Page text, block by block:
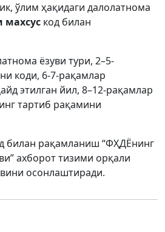
ўлим ҳақидаги далолатнома
махсус код билан
ёзуви тури, 2–5-
коди, 6-7-рақамлар
этилган йил, 8–12-рақамлар
тартиб рақамини
билан рақамланиш “ФҲДЁнинг
ахборот тизими орқали
осонлаштиради.